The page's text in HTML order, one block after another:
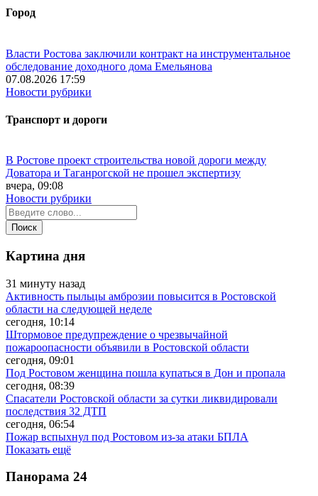
Город
Власти Ростова заключили контракт на инструментальное
обследование доходного дома Емельянова
07.08.2026 17:59
Новости рубрики
Транспорт и дороги
В Ростове проект строительства новой дороги между
Доватора и Таганрогской не прошел экспертизу
вчера, 09:08
Новости рубрики
Картина дня
31 минуту назад
Активность пыльцы амброзии повысится в Ростовской
области на следующей неделе
сегодня, 10:14
Штормовое предупреждение о чрезвычайной
пожароопасности объявили в Ростовской области
сегодня, 09:01
Под Ростовом женщина пошла купаться в Дон и пропала
сегодня, 08:39
Спасатели Ростовской области за сутки ликвидировали
последствия 32 ДТП
сегодня, 06:54
Пожар вспыхнул под Ростовом из-за атаки БПЛА
Показать ещё
Панорама 24